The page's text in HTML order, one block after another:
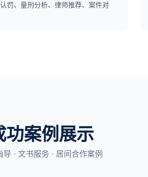
罚、量刑分析、律师推荐、案件对
功案例展示
导 · 文书服务 · 居间合作案例